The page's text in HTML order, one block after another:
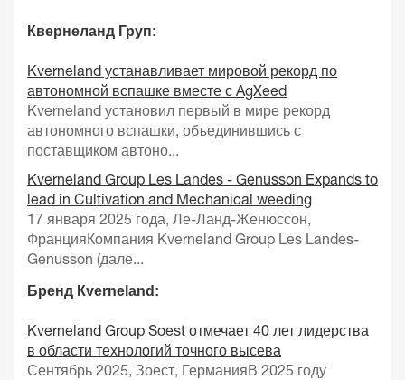
Квернеланд Груп:
Kverneland устанавливает мировой рекорд по
автономной вспашке вместе с AgXeed
Kverneland установил первый в мире рекорд
автономного вспашки, объединившись с
поставщиком автоно...
Kverneland Group Les Landes - Genusson Expands to
lead in Cultivation and Mechanical weeding
17 января 2025 года, Ле-Ланд-Женюссон,
ФранцияКомпания Kverneland Group Les Landes-
Genusson (дале...
Бренд Кverneland:
Kverneland Group Soest отмечает 40 лет лидерства
в области технологий точного высева
Сентябрь 2025, Зоест, ГерманияВ 2025 году